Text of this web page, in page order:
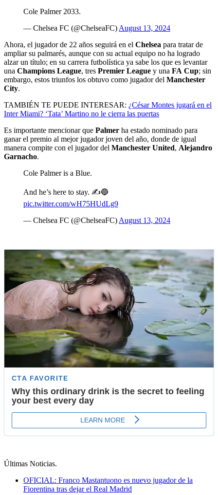
Cole Palmer 2033.
— Chelsea FC (@ChelseaFC) August 13, 2024
Ahora, el jugador de 22 años seguirá en el Chelsea para tratar de
ampliar su palmarés, aunque con su actual equipo no ha logrado
alzar un título; en su carrera futbolística ya sabe los que es levantar
una Champions League, tres Premier League y una FA Cup; sin
embargo, estos triunfos los obtuvo como jugador del Manchester
City.
TAMBIÉN TE PUEDE INTERESAR: ¿César Montes jugará en el
Inter Miami? ‘Tata’ Martino no le cierra las puertas
Es importante mencionar que Palmer ha estado nominado para
ganar el premio al mejor jugador joven del año, donde de igual
manera compite con el jugador del Manchester United, Alejandro
Garnacho.
Cole Palmer is a Blue.
And he’s here to stay. ✍️🔵
pic.twitter.com/wH75HUdLg9
— Chelsea FC (@ChelseaFC) August 13, 2024
Últimas Noticias.
OFICIAL: Franco Mastantuono es nuevo jugador de la
Fiorentina tras dejar el Real Madrid